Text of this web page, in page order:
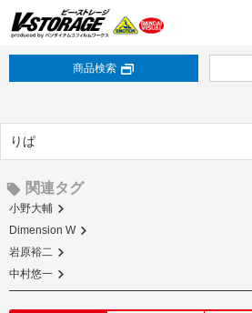
商品検索
りぱ
関連タグ
小野大輔
Dimension W
岩原裕二
中村悠一